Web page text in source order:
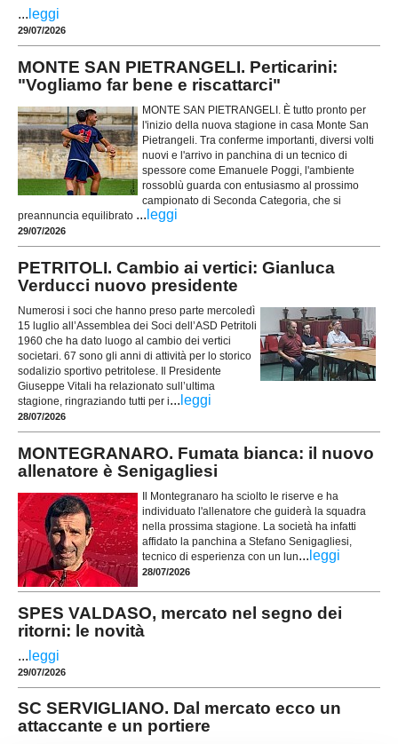
... leggi
29/07/2026
MONTE SAN PIETRANGELI. Perticarini:
"Vogliamo far bene e riscattarci"
MONTE SAN PIETRANGELI. È tutto pronto per
l'inizio della nuova stagione in casa Monte San
Pietrangeli. Tra conferme importanti, diversi volti
nuovi e l'arrivo in panchina di un tecnico di
spessore come Emanuele Poggi, l'ambiente
rossoblù guarda con entusiasmo al prossimo
campionato di Seconda Categoria, che si
preannuncia equilibrato ... leggi
29/07/2026
PETRITOLI. Cambio ai vertici: Gianluca
Verducci nuovo presidente
Numerosi i soci che hanno preso parte mercoledì
15 luglio all’Assemblea dei Soci dell’ASD Petritoli
1960 che ha dato luogo al cambio dei vertici
societari. 67 sono gli anni di attività per lo storico
sodalizio sportivo petritolese. Il Presidente
Giuseppe Vitali ha relazionato sull’ultima
stagione, ringraziando tutti per i... leggi
28/07/2026
MONTEGRANARO. Fumata bianca: il nuovo
allenatore è Senigagliesi
Il Montegranaro ha sciolto le riserve e ha
individuato l'allenatore che guiderà la squadra
nella prossima stagione. La società ha infatti
affidato la panchina a Stefano Senigagliesi,
tecnico di esperienza con un lun... leggi
28/07/2026
SPES VALDASO, mercato nel segno dei
ritorni: le novità
... leggi
29/07/2026
SC SERVIGLIANO. Dal mercato ecco un
attaccante e un portiere